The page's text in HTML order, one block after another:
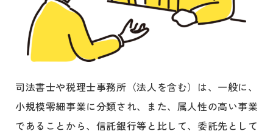
司法書士や税理士事務所（法人を含む）は、一般に、
小規模零細事業に分類され、また、属人性の高い事業
であることから、信託銀行等と比して、委託先として